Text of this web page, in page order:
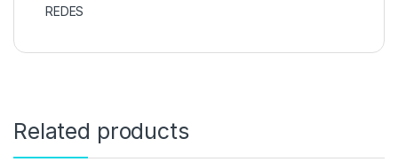
REDES
Related products